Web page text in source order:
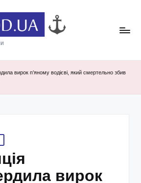
вирок п’яному водієві, який смертельно збив
вирок